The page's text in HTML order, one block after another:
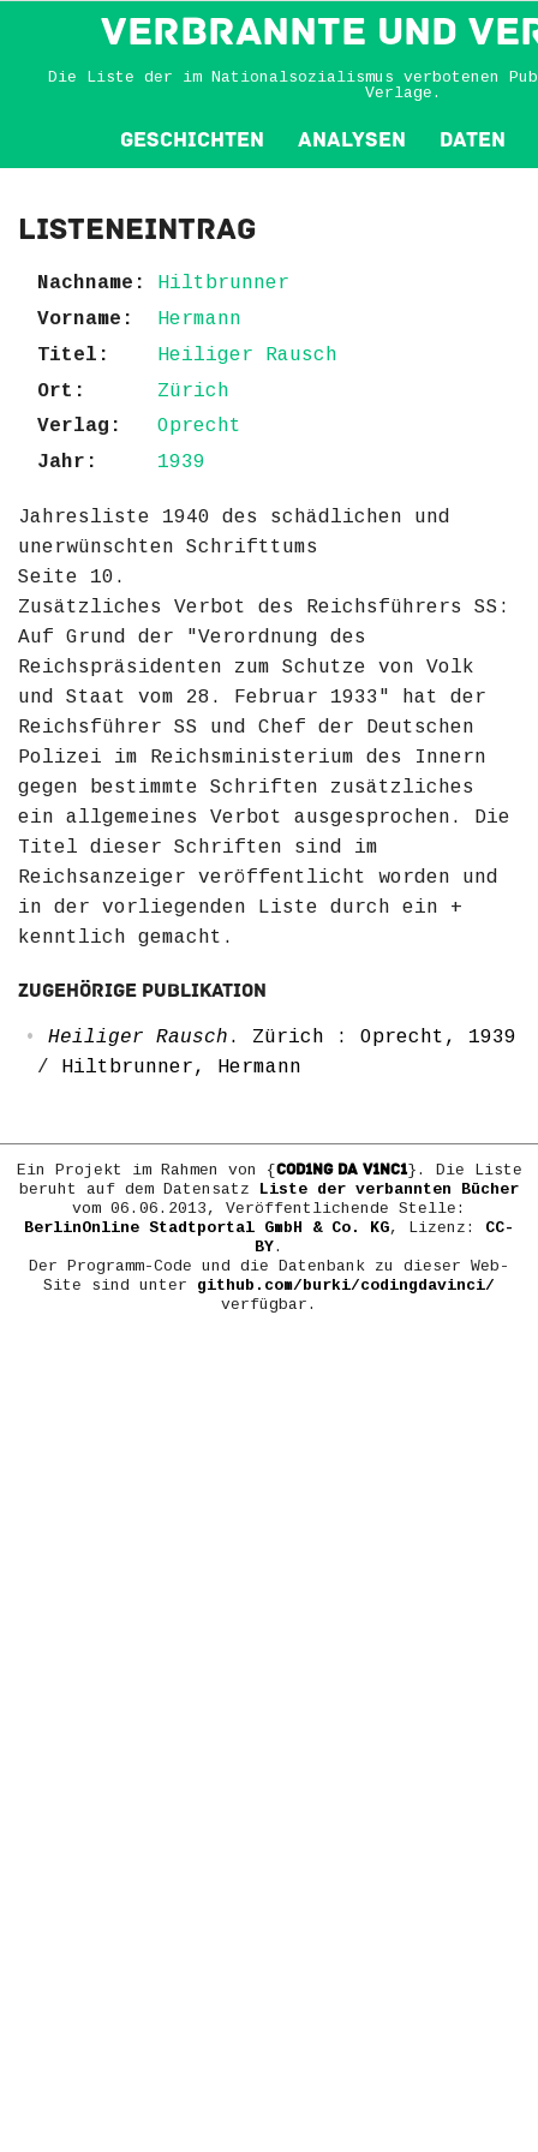
VERBRANNTE und
Die Liste der im Nationalsozialismus verbotenen
Verlage.
Geschichten Analysen Daten
Listeneintrag
Nachname:
Hiltbrunner
Vorname:
Hermann
Titel:
Heiliger Rausch
Ort:
Zürich
Verlag:
Oprecht
Jahr:
1939
Jahresliste 1940 des schädlichen und
unerwünschten Schrifttums
Seite 10.
Zusätzliches Verbot des Reichsführers SS:
Auf Grund der "Verordnung des
Reichspräsidenten zum Schutze von Volk
und Staat vom 28. Februar 1933" hat der
Reichsführer SS und Chef der Deutschen
Polizei im Reichsministerium des Innern
gegen bestimmte Schriften zusätzliches
ein allgemeines Verbot ausgesprochen. Die
Titel dieser Schriften sind im
Reichsanzeiger veröffentlicht worden und
in der vorliegenden Liste durch ein +
kenntlich gemacht.
Zugehörige Publikation
Heiliger Rausch . Zürich : Oprecht, 1939
/ Hiltbrunner, Hermann
Ein Projekt im Rahmen von {COD1NG DA V1NC1}. Die Liste
beruht auf dem Datensatz
Liste der verbannten Bücher
vom 06.06.2013, Veröffentlichende Stelle:
BerlinOnline Stadtportal GmbH & Co. KG, Lizenz: CC-
BY.
Der Programm-Code und die Datenbank zu dieser Web-
Site sind unter github.com/burki/codingdavinci/
verfügbar.